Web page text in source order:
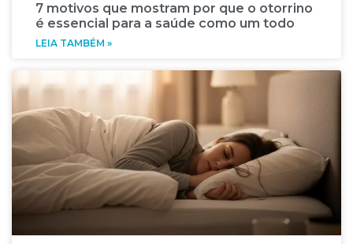
7 motivos que mostram por que o otorrino
é essencial para a saúde como um todo
LEIA TAMBÉM »